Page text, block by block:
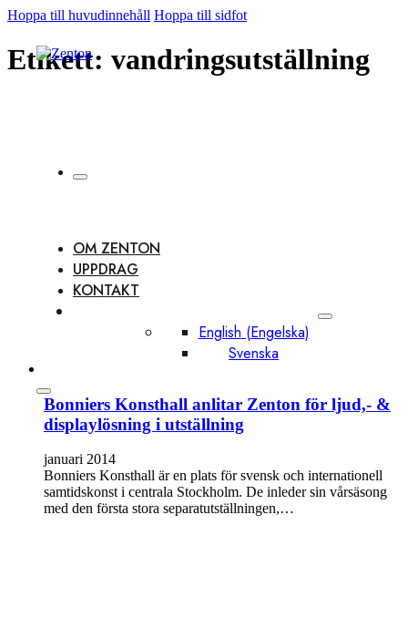
Hoppa till huvudinnehåll Hoppa till sidfot
OM ZENTON
UPPDRAG
KONTAKT
English (Engelska)
Svenska
Etikett: vandringsutställning
Bonniers Konsthall anlitar Zenton för ljud,- &
displaylösning i utställning
januari 2014
Bonniers Konsthall är en plats för svensk och internationell
samtidskonst i centrala Stockholm. De inleder sin vårsäsong
med den första stora separatutställningen,…